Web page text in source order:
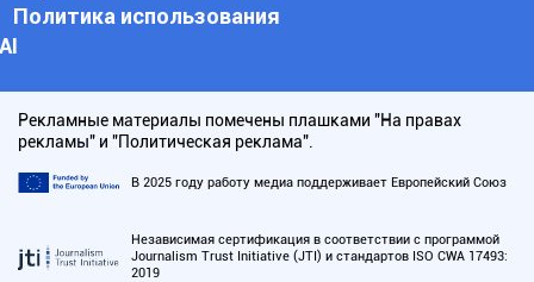
Политика использования
АI
Рекламные материалы помечены плашками "На правах
рекламы" и "Политическая реклама".
В 2025 году работу медиа поддерживает Европейский Союз
Независимая сертификация в соответствии с программой
Journalism Trust Initiative (JTI) и стандартов ISO CWA 17493:
2019